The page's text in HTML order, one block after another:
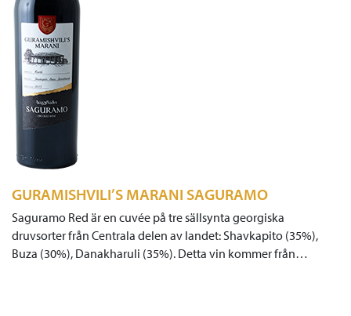
GURAMISHVILI’S MARANI SAGURAMO
Saguramo Red är en cuvée på tre sällsynta georgiska
druvsorter från Centrala delen av landet: Shavkapito (35%),
Buza (30%), Danakharuli (35%). Detta vin kommer från…